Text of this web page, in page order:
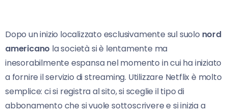
Dopo un inizio localizzato esclusivamente sul suolo nord
americano la società si è lentamente ma
inesorabilmente espansa nel momento in cui ha iniziato
a fornire il servizio di streaming. Utilizzare Netflix è molto
semplice: ci si registra al sito, si sceglie il tipo di
abbonamento che si vuole sottoscrivere e si inizia a